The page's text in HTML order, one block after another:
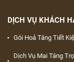
DỊCH VỤ KHÁCH
Gói Hoả Táng Tiết
Dịch Vụ Mai Táng